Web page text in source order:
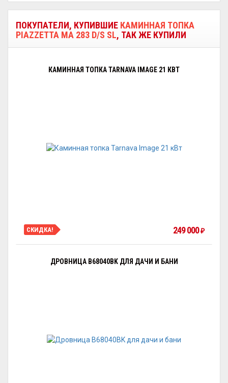
ПОКУПАТЕЛИ, КУПИВШИЕ КАМИННАЯ ТОПКА
PIAZZETTA MA 283 D/S SL, ТАК ЖЕ КУПИЛИ
КАМИННАЯ ТОПКА TARNAVA IMAGE 21 КВТ
СКИДКА! 249 000₽
ДРОВНИЦА B68040BK ДЛЯ ДАЧИ И БАНИ